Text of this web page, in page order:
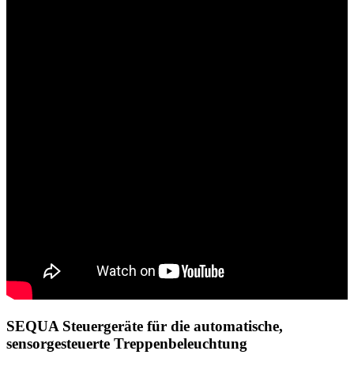
SEQUA Steuergeräte für die automatische,
sensorgesteuerte Treppenbeleuchtung